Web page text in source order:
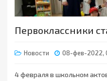
Первоклассники
Новости 08-фев-2022,
4 февраля в школьном